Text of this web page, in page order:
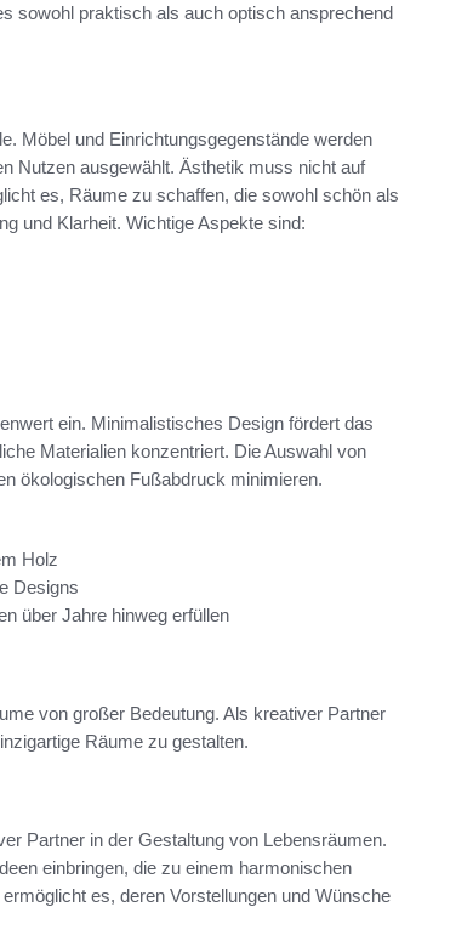
sowohl praktisch als auch optisch ansprechend
Möbel und Einrichtungsgegenstände werden
Nutzen ausgewählt. Ästhetik muss nicht auf
es, Räume zu schaffen, die sowohl schön als
und Klarheit. Wichtige Aspekte sind:
ein. Minimalistisches Design fördert das
Materialien konzentriert. Die Auswahl von
ökologischen Fußabdruck minimieren.
Holz
Designs
über Jahre hinweg erfüllen
von großer Bedeutung. Als kreativer Partner
Räume zu gestalten.
Partner in der Gestaltung von Lebensräumen.
einbringen, die zu einem harmonischen
es, deren Vorstellungen und Wünsche